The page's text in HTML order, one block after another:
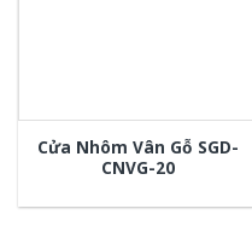
Cửa Nhôm Vân Gỗ SGD-
CNVG-20